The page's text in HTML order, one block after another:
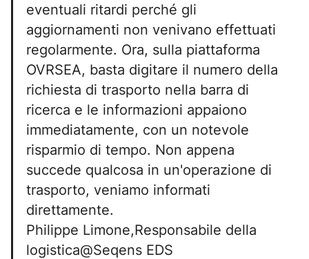
eventuali ritardi perché gli
aggiornamenti non venivano effettuati
regolarmente. Ora, sulla piattaforma
OVRSEA, basta digitare il numero della
richiesta di trasporto nella barra di
ricerca e le informazioni appaiono
immediatamente, con un notevole
risparmio di tempo. Non appena
succede qualcosa in un'operazione di
trasporto, veniamo informati
direttamente.
Philippe Limone,Responsabile della
logistica@Seqens EDS